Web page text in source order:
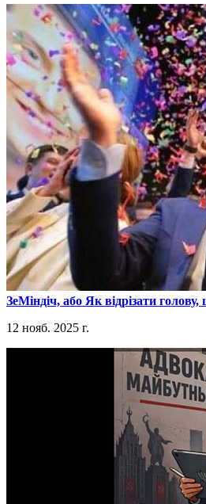
​ЗеМіндіч, або Як відрізати
12 нояб. 2025 г.